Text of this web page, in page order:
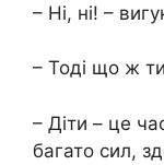
– Ні, ні! –
– Тоді що ж
– Діти – це
багато сил,